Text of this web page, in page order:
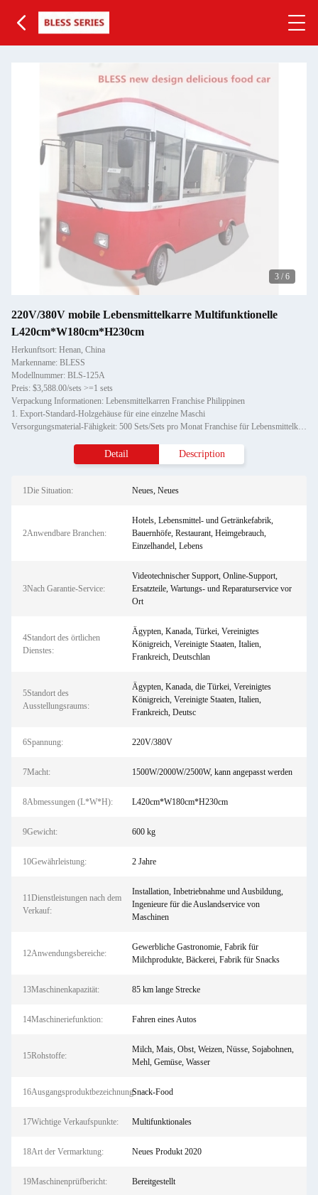
3 / 6
220V/380V mobile Lebensmittelkarre Multifunktionelle
L420cm*W180cm*H230cm
Herkunftsort: Henan, China
Markenname: BLESS
Modellnummer: BLS-125A
Preis: $3,588.00/sets >=1 sets
Verpackung Informationen: Lebensmittelkarren Franchise Philippinen
1. Export-Standard-Holzgehäuse für eine einzelne Maschi
Versorgungsmaterial-Fähigkeit: 500 Sets/Sets pro Monat Franchise für Lebensmittelkarren
Detail Description
1Die Situation: Neues, Neues
2Anwendbare Branchen:
Hotels, Lebensmittel- und Getränkefabrik,
Bauernhöfe, Restaurant, Heimgebrauch,
Einzelhandel, Lebens
3Nach Garantie-Service:
Videotechnischer Support, Online-Support,
Ersatzteile, Wartungs- und Reparaturservice vor
Ort
4Standort des örtlichen
Dienstes:
Ägypten, Kanada, Türkei, Vereinigtes
Königreich, Vereinigte Staaten, Italien,
Frankreich, Deutschlan
5Standort des
Ausstellungsraums:
Ägypten, Kanada, die Türkei, Vereinigtes
Königreich, Vereinigte Staaten, Italien,
Frankreich, Deutsc
6Spannung: 220V/380V
7Macht: 1500W/2000W/2500W, kann angepasst werden
8Abmessungen (L*W*H): L420cm*W180cm*H230cm
9Gewicht: 600 kg
10Gewährleistung: 2 Jahre
11Dienstleistungen nach dem
Verkauf:
Installation, Inbetriebnahme und Ausbildung,
Ingenieure für die Auslandservice von
Maschinen
12Anwendungsbereiche:
Gewerbliche Gastronomie, Fabrik für
Milchprodukte, Bäckerei, Fabrik für Snacks
13Maschinenkapazität: 85 km lange Strecke
14Maschineriefunktion: Fahren eines Autos
15Rohstoffe:
Milch, Mais, Obst, Weizen, Nüsse, Sojabohnen,
Mehl, Gemüse, Wasser
16Ausgangsproduktbezeichnung:Snack-Food
17Wichtige Verkaufspunkte: Multifunktionales
18Art der Vermarktung: Neues Produkt 2020
19Maschinenprüfbericht: Bereitgestellt